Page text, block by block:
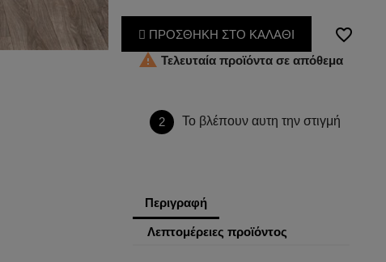
ΠΡΟΣΘΗΚΗ ΣΤΟ ΚΑΛΑΘΙ
favorite_border
 Τελευταία προϊόντα σε απόθεμα
2 Το βλέπουν αυτη την στιγμή
Περιγραφή
Λεπτομέρειες προϊόντος